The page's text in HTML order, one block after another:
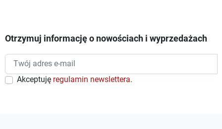
Otrzymuj informację o nowościach i wyprzedażach
Akceptuję regulamin newslettera.